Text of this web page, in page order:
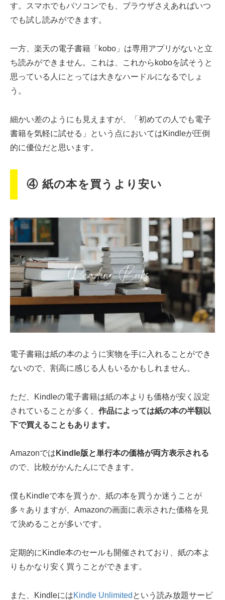
す。スマホでもパソコンでも、ブラウザさえあればいつ
でも試し読みができます。
一方、楽天の電子書籍「kobo」は専用アプリがないと立
ち読みができません。これは、これからkoboを試そうと
思っている人にとっては大きなハードルになるでしょ
う。
細かい差のようにも見えますが、「初めての人でも電子
書籍を気軽に試せる」という点においてはKindleが圧倒
的に優位だと思います。
④ 紙の本を買うより安い
電子書籍は紙の本のように実物を手に入れることができ
ないので、割高に感じる人もいるかもしれません。
ただ、Kindleの電子書籍は紙の本よりも価格が安く設定
されていることが多く、 作品によっては紙の本の半額以
下で買えることもあります。
Amazonでは Kindle版と単行本の価格が両方表示される
ので、比較がかんたんにできます。
僕もKindleで本を買うか、紙の本を買うか迷うことが
多々ありますが、Amazonの画面に表示された価格を見
て決めることが多いです。
定期的にKindle本のセールも開催されており、紙の本よ
りもかなり安く買うことができます。
また、KindleにはKindle Unlimited という読み放題サービ